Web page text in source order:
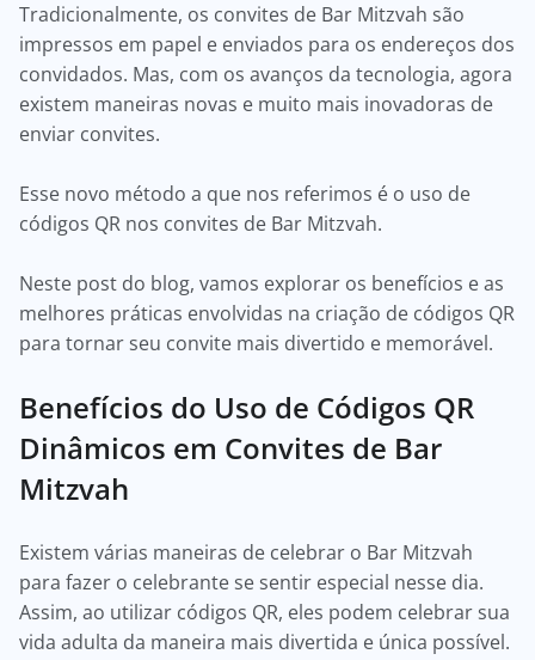
Tradicionalmente, os convites de Bar Mitzvah são
impressos em papel e enviados para os endereços dos
convidados. Mas, com os avanços da tecnologia, agora
existem maneiras novas e muito mais inovadoras de
enviar convites.
Esse novo método a que nos referimos é o uso de
códigos QR nos convites de Bar Mitzvah.
Neste post do blog, vamos explorar os benefícios e as
melhores práticas envolvidas na criação de códigos QR
para tornar seu convite mais divertido e memorável.
Benefícios do Uso de Códigos QR
Dinâmicos em Convites de Bar
Mitzvah
Existem várias maneiras de celebrar o Bar Mitzvah
para fazer o celebrante se sentir especial nesse dia.
Assim, ao utilizar códigos QR, eles podem celebrar sua
vida adulta da maneira mais divertida e única possível.